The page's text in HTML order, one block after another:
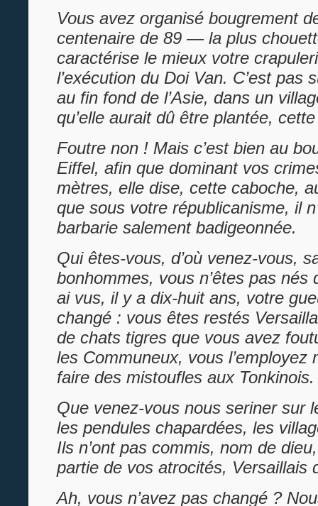
Vous avez organisé bougrement
centenaire de 89 — la plus
caractérise le mieux votre
l’exécution du Doi Van. C’est pas
au fin fond de l’Asie, dans un
qu’elle aurait dû être plantée,
Foutre non ! Mais c’est bien au
Eiffel, afin que dominant vos
mètres, elle dise, cette caboche,
que sous votre républicanisme, il
barbarie salement badigeonnée.
Qui êtes-vous, d’où venez-vous,
bonhommes, vous n’êtes pas nés
ai vus, il y a dix-huit ans, votre
changé : vous êtes restés
de chats tigres que vous avez
les Communeux, vous l’employez
faire des mistoufles aux Tonkinois.
Que venez-vous nous seriner sur
les pendules chapardées, les
Ils n’ont pas commis, nom de
partie de vos atrocités, Versaillais
Ah, vous n’avez pas changé ?